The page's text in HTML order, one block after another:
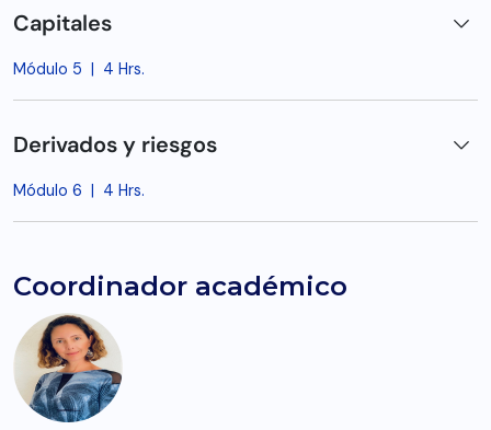
Capitales
Módulo 5 | 4 Hrs.
Derivados y riesgos
Módulo 6 | 4 Hrs.
Coordinador académico